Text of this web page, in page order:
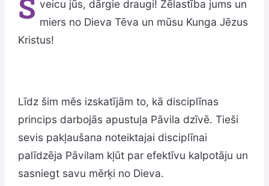
S veicu jūs, dārgie draugi! Žēlastība jums un
miers no Dieva Tēva un mūsu Kunga Jēzus
Kristus!
Līdz šim mēs izskatījām to, kā disciplīnas
princips darbojās apustuļa Pāvila dzīvē. Tieši
sevis pakļaušana noteiktajai disciplīnai
palīdzēja Pāvilam kļūt par efektīvu kalpotāju un
sasniegt savu mērķi no Dieva.